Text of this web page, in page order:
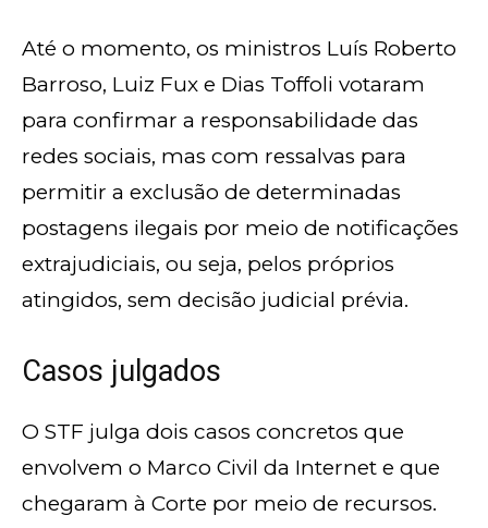
Até o momento, os ministros Luís Roberto
Barroso, Luiz Fux e Dias Toffoli votaram
para confirmar a responsabilidade das
redes sociais, mas com ressalvas para
permitir a exclusão de determinadas
postagens ilegais por meio de notificações
extrajudiciais, ou seja, pelos próprios
atingidos, sem decisão judicial prévia.
Casos julgados
O STF julga dois casos concretos que
envolvem o Marco Civil da Internet e que
chegaram à Corte por meio de recursos.